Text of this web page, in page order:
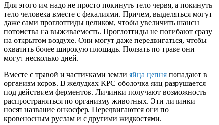
Для этого им надо не просто покинуть тело червя, а покинуть
тело человека вместе с фекалиями. Причем, выделяться могут
даже сами проглоттиды целиком, чтобы увеличить шансы
потомства на выживаемость. Проглоттиды не погибают сразу
на открытом воздухе. Они могут даже передвигаться, чтобы
охватить более широкую площадь. Ползать по траве они
могут несколько дней.
Вместе с травой и частичками земли яйца цепня попадают в
организм коров. В желудках КРС оболочка яиц разрушается
под действием ферментов. Личинки получают возможность
распространяться по организму животных. Эти личинки
носят название онкосфер. Передвигаются они по
кровеносным руслам и с другими жидкостями.